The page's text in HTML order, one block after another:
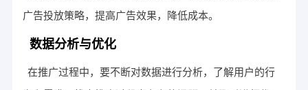
广告投放策略，提高广告效果，降低成本。
数据分析与优化
在推广过程中，要不断对数据进行分析，了解用户的行